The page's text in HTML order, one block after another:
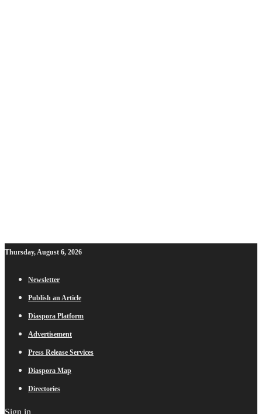
Thursday, August 6, 2026
Newsletter
Publish an Article
Diaspora Platform
Advertisement
Press Release Services
Diaspora Map
Directories
Sign in